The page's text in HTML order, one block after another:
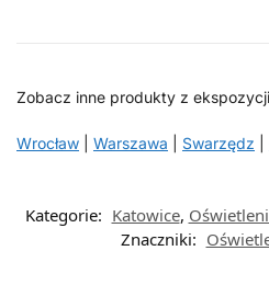
Zobacz inne produkty z
Wrocław Warszawa Swarzędz
Kategorie: Katowice,
Znaczniki: